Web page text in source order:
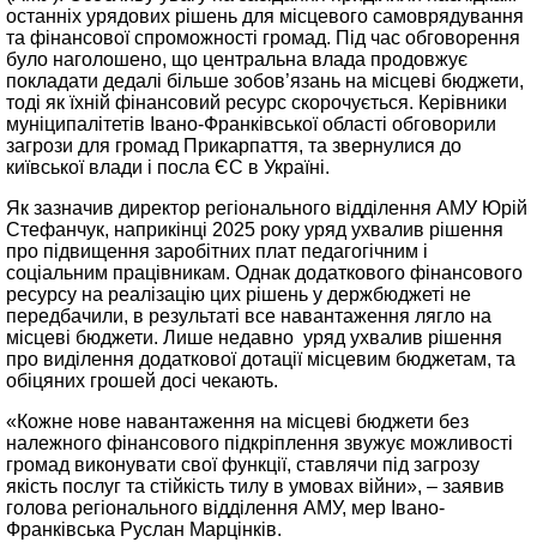
останніх урядових рішень для місцевого самоврядування
та фінансової спроможності громад. Під час обговорення
було наголошено, що центральна влада продовжує
покладати дедалі більше зобов’язань на місцеві бюджети,
тоді як їхній фінансовий ресурс скорочується. Керівники
муніципалітетів Івано-Франківської області обговорили
загрози для громад Прикарпаття, та звернулися до
київської влади і посла ЄС в Україні.
Як зазначив директор регіонального відділення АМУ Юрій
Стефанчук, наприкінці 2025 року уряд ухвалив рішення
про підвищення заробітних плат педагогічним і
соціальним працівникам. Однак додаткового фінансового
ресурсу на реалізацію цих рішень у держбюджеті не
передбачили, в результаті все навантаження лягло на
місцеві бюджети. Лише недавно уряд ухвалив рішення
про виділення додаткової дотації місцевим бюджетам, та
обіцяних грошей досі чекають.
«Кожне нове навантаження на місцеві бюджети без
належного фінансового підкріплення звужує можливості
громад виконувати свої функції, ставлячи під загрозу
якість послуг та стійкість тилу в умовах війни», – заявив
голова регіонального відділення АМУ, мер Івано-
Франківська Руслан Марцінків.